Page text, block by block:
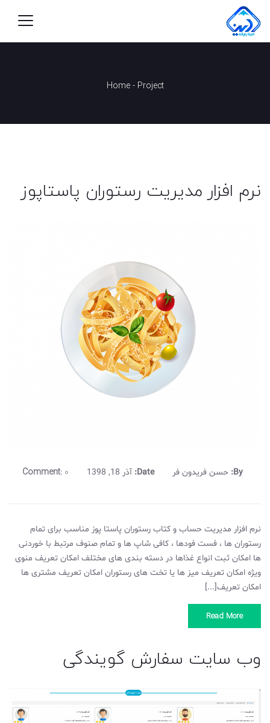
Home- Project
نرم افزار مدیریت رستوران پاستاپوز
By: حسن فریدون فر Date: آذر 18, 1398 Comment: 0
نرم افزار مدیریت حساب و کتاب رستوران پاستا پوز مناسب برای تمام
رستوران ها ، فست فودها ، کافی شاپ ها و تمام صنوف مرتبط با خوردنی
ها امکان ثبت انواع غذاها در دسته بندی های مختلف امکان تعریف منوی
ویژه امکان تعریف میز ها یا تخت های رستوران امکان تعریف مشتری ها
امکان تعریف[...]
Read More
وب سایت سفارش گویندگی